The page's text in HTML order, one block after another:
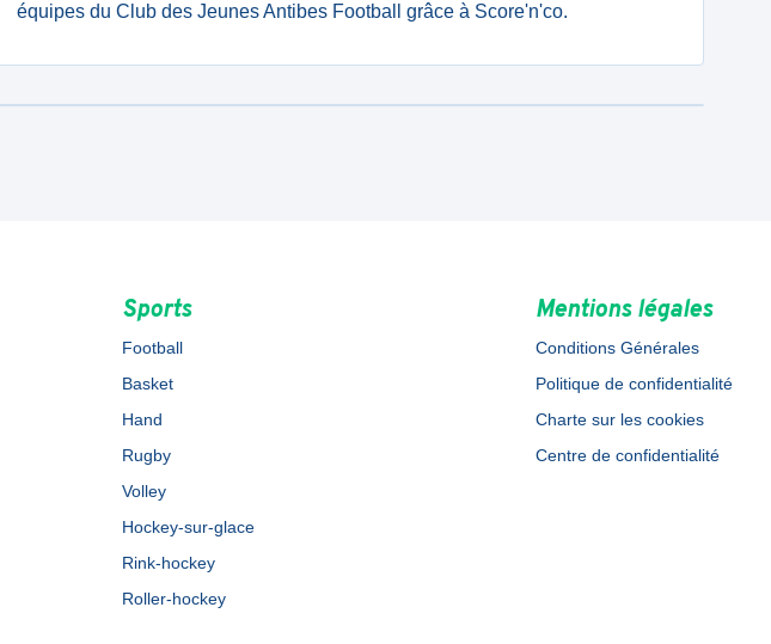
équipes du Club des Jeunes Antibes Football grâce à Score'n'co.
Sports
Football
Basket
Hand
Rugby
Volley
Hockey-sur-glace
Rink-hockey
Roller-hockey
Mentions légales
Conditions Générales
Politique de confidentialité
Charte sur les cookies
Centre de confidentialité